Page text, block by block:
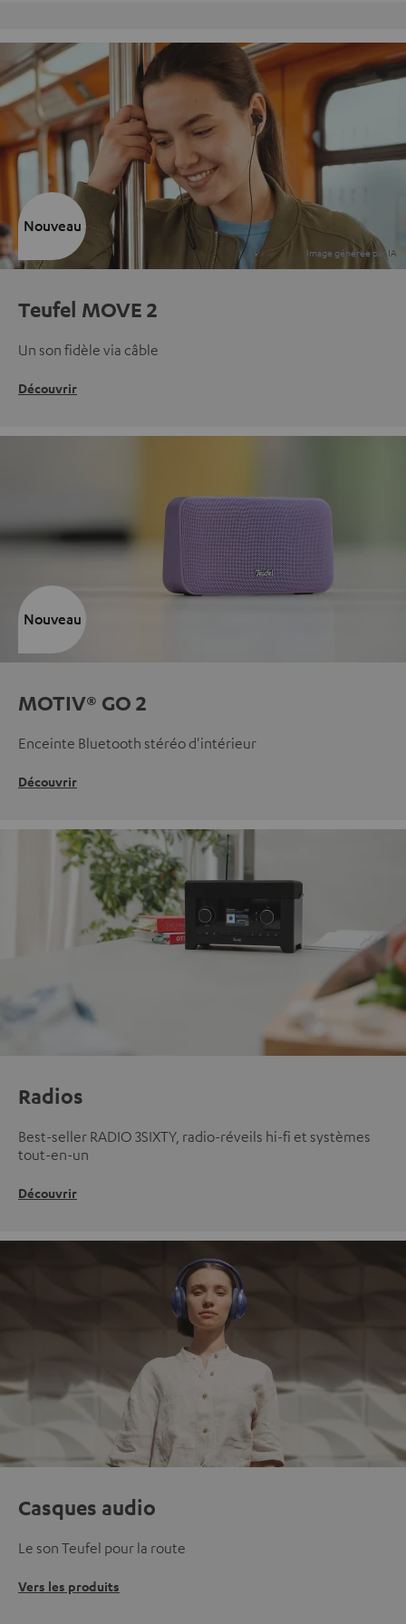
Teufel MOVE 2
Un son fidèle via câble
Découvrir
Nouveau
MOTIV® GO 2
Enceinte Bluetooth stéréo d'intérieur
Découvrir
Nouveau
Radios
Best-seller RADIO 3SIXTY, radio-réveils hi-fi et systèmes
tout-en-un
Découvrir
Casques audio
Le son Teufel pour la route
Vers les produits